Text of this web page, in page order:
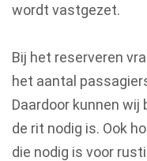
wordt vastgezet.
Bij het reserveren
het aantal
Daardoor kunnen
de rit nodig is. Ook
die nodig is voor